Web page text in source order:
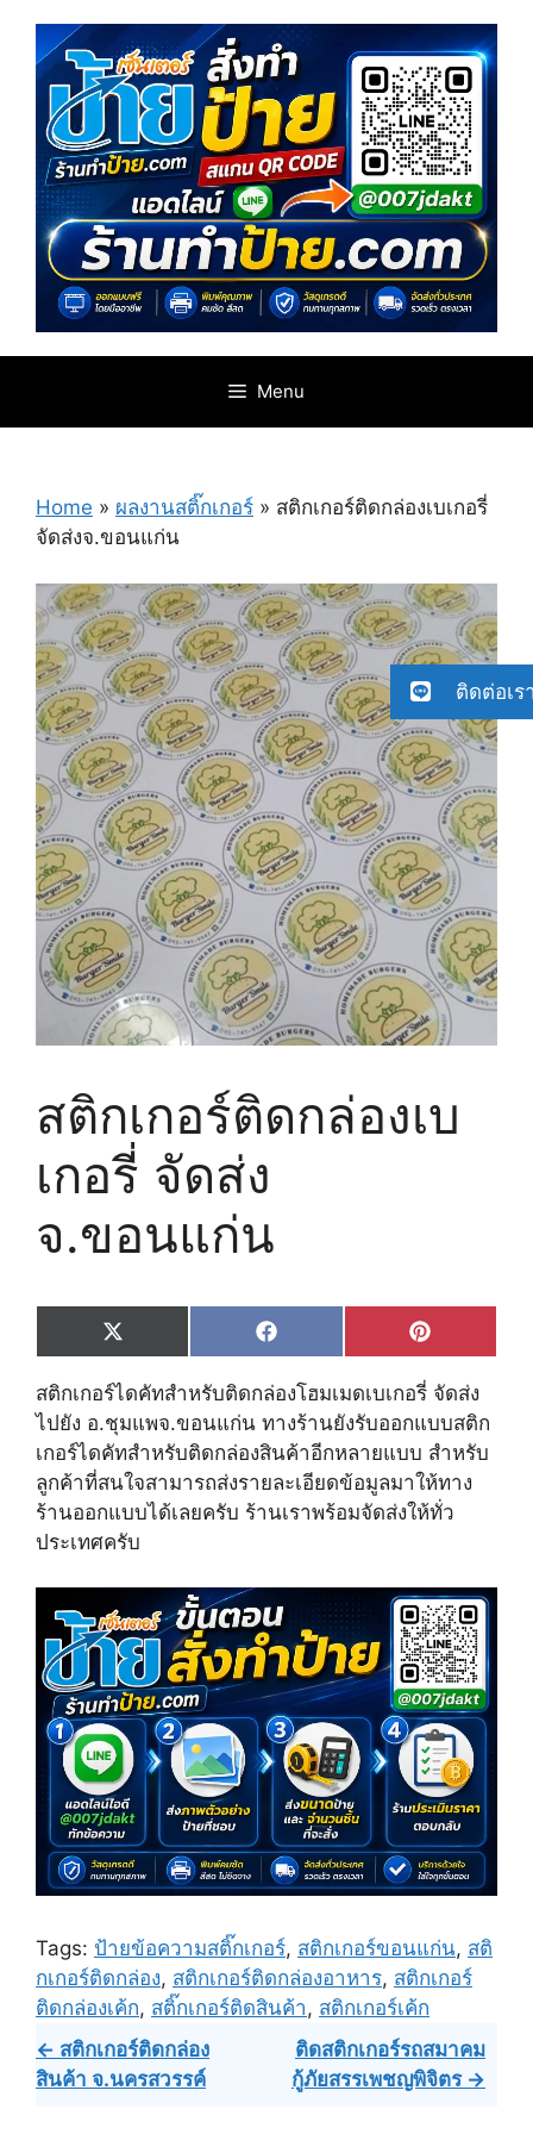
content
Menu
Home » ผลงานสติ๊กเกอร์ » สติกเกอร์ติดกล่อง​เบเกอรี่​
จัดส่งจ.ขอนแก่น
สติกเกอร์ติดกล่อง​เบ
เกอรี่​ จัดส่ง
จ.ขอนแก่น
Share
on
X
(
w
i
t
e
r
)
Share
on
F
a
e
b
o
k
Share
on
P
i
n
t
e
r
e
s
t
สติกเกอร์ไดคัทสำหรับติดกล่องโฮมเมด​เบเกอรี่​ จัดส่ง
ไปยัง อ.ชุมแพ​จ.ขอนแก่น ทางร้านยังรับออกแบบสติก
เกอร์ไดคัทสำหรับติดกล่องสินค้าอีกหลายแบบ สำหรับ
ลูกค้าที่สนใจสามารถส่งรายละเอียดข้อมูลมาให้ทาง
ร้านออกแบบได้เลยครับ ร้านเราพร้อมจัดส่งให้ทั่ว
ประเทศครับ
Tags: ป้ายข้อความสติ๊กเกอร์, สติกเกอร์ขอนแก่น, สติ
กเกอร์ติดกล่อง, สติกเกอร์ติดกล่องอาหาร, สติกเกอร์
ติดกล่องเค้ก, สติ๊กเกอร์ติดสินค้า, สติกเกอร์เค้ก
Post
navigation
← สติกเกอร์ติดกล่อง
สินค้า​ จ.นครสวรรค์
ติดสติกเกอร์รถสมาคม
กู้ภัยสรรเพชญพิจิตร →
ติดต่อเร